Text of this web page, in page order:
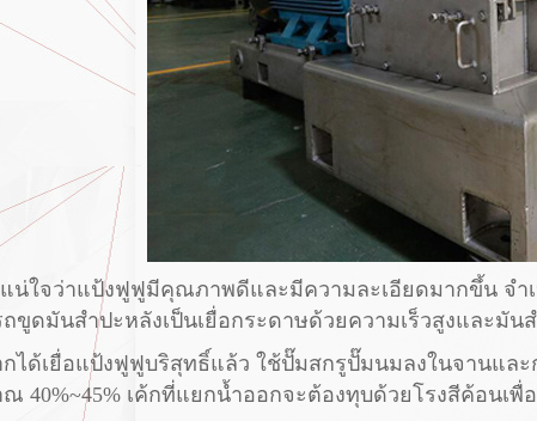
น่ใจว่าแป้งฟูฟูมีคุณภาพดีและมีความละเอียดมากขึ้น จำ
ขูดมันสำปะหลังเป็นเยื่อกระดาษด้วยความเร็วสูงและมัน
กได้เยื่อแป้งฟูฟูบริสุทธิ์แล้ว ใช้ปั๊มสกรูปั๊มนมลงในจานแล
40%~45% เค้กที่แยกน้ำออกจะต้องทุบด้วยโรงสีค้อนเพื่